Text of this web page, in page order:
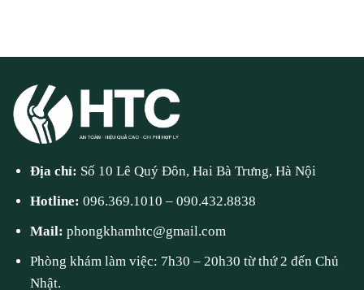
Địa chỉ: Số 10 Lê Quý Đôn, Hai Bà Trưng, Hà Nội
Hotline:096.369.1010 –090.432.8838
Mail:phongkhamhtc@gmail.com
Phòng khám làm việc: 7h30 – 20h30 từ thứ 2 đến Chủ
Nhật.